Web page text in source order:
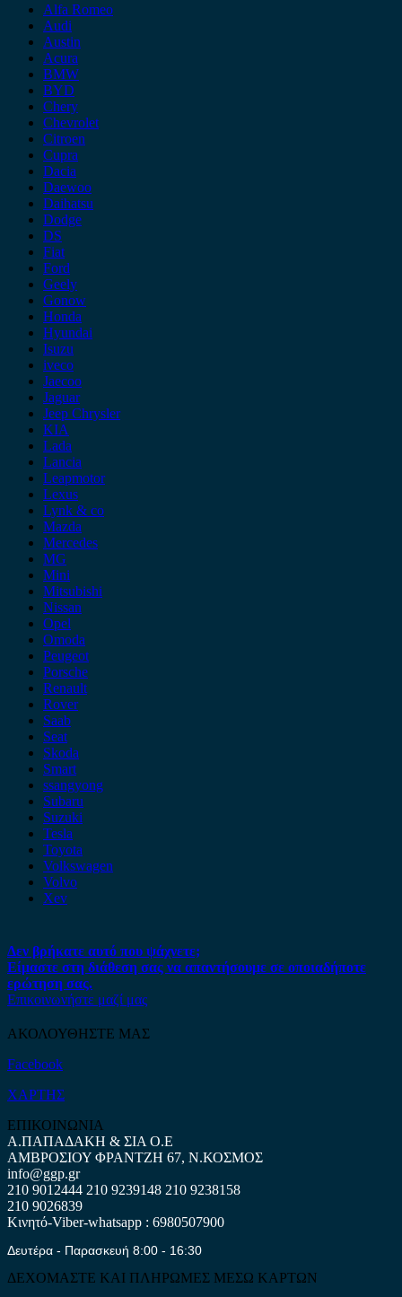
Alfa Romeo
Audi
Austin
Acura
BMW
BYD
Chery
Chevrolet
Citroen
Cupra
Dacia
Daewoo
Daihatsu
Dodge
DS
Fiat
Ford
Geely
Gonow
Honda
Hyundai
Isuzu
iveco
Jaecoo
Jaguar
Jeep Chrysler
KIA
Lada
Lancia
Leapmotor
Lexus
Lynk & co
Mazda
Mercedes
MG
Mini
Mitsubishi
Nissan
Opel
Omoda
Peugeot
Porsche
Renault
Rover
Saab
Seat
Skoda
Smart
ssangyong
Subaru
Suzuki
Tesla
Toyota
Volkswagen
Volvo
Xev
Δεν βρήκατε αυτό που ψάχνετε;
Είμαστε στη διάθεση σας να απαντήσουμε σε οποιαδήποτε
ερώτηση σας.
Επικοινωνήστε μαζί μας
ΑΚΟΛΟΥΘΗΣΤΕ ΜΑΣ
Facebook
ΧΑΡΤΗΣ
ΕΠΙΚΟΙΝΩΝΙΑ
Α.ΠΑΠΑΔΑΚΗ & ΣΙΑ Ο.Ε
ΑΜΒΡΟΣΙΟΥ ΦΡΑΝΤΖΗ 67, Ν.ΚΟΣΜΟΣ
info@ggp.gr
210 9012444 210 9239148 210 9238158
210 9026839
Κινητό-Viber-whatsapp : 6980507900
Δευτέρα - Παρασκευή 8:00 - 16:30
ΔΕΧΟΜΑΣΤΕ ΚΑΙ ΠΛΗΡΩΜΕΣ ΜΕΣΩ ΚΑΡΤΩΝ